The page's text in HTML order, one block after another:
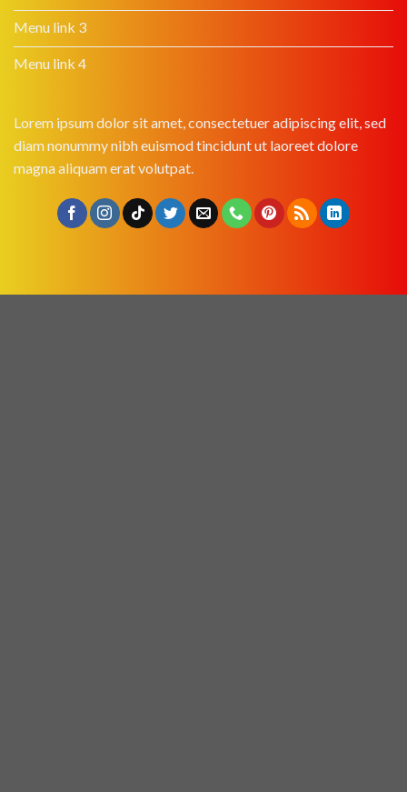
Menu link 3
Menu link 4
Lorem ipsum dolor sit amet, consectetuer adipiscing elit, sed
diam nonummy nibh euismod tincidunt ut laoreet dolore
magna aliquam erat volutpat.